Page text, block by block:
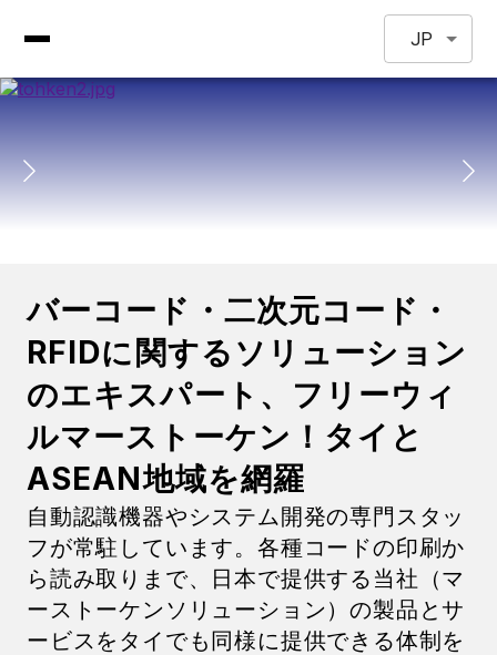
JP
バーコード・二次元コード・
RFIDに関するソリューション
のエキスパート、フリーウィ
ルマーストーケン！タイと
ASEAN地域を網羅
自動認識機器やシステム開発の専門スタッ
フが常駐しています。各種コードの印刷か
ら読み取りまで、日本で提供する当社（マ
ーストーケンソリューション）の製品とサ
ービスをタイでも同様に提供できる体制を